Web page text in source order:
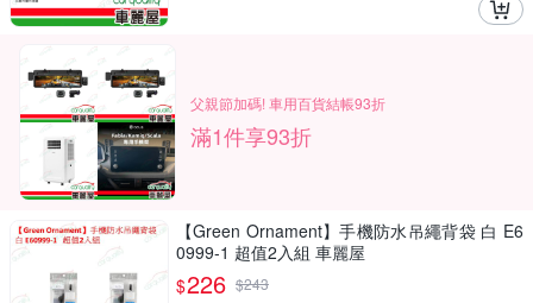
父親節加碼! 車用百貨結帳93折
滿1件享93折
【Green Ornament】手機防水吊繩背袋 白 E6
0999-1 超值2入組 車麗屋
$226 $243